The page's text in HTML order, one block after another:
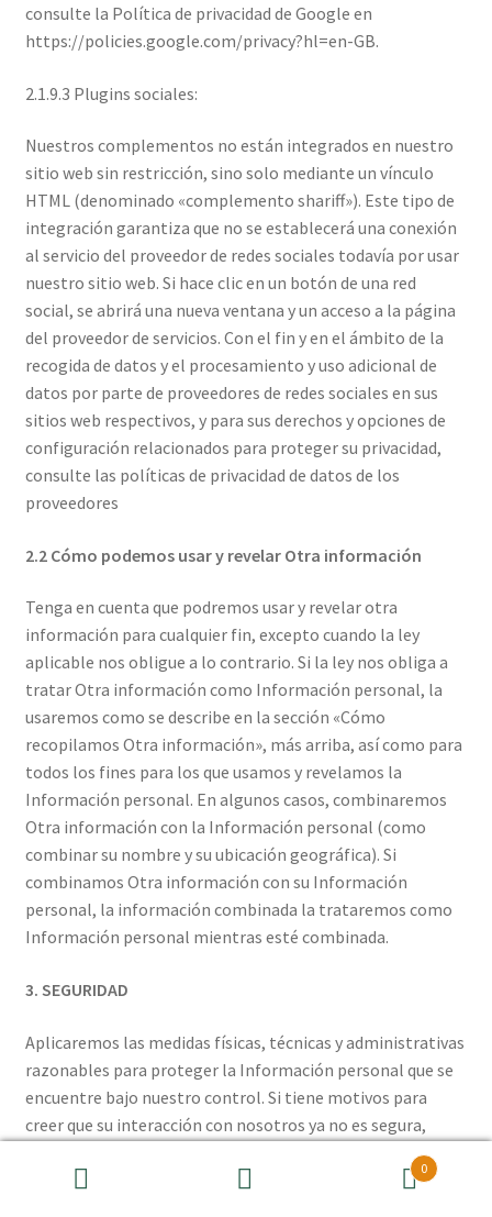
consulte la Política de privacidad de Google en
https://policies.google.com/privacy?hl=en-GB.
2.1.9.3 Plugins sociales:
Nuestros complementos no están integrados en nuestro
sitio web sin restricción, sino solo mediante un vínculo
HTML (denominado «complemento shariff»). Este tipo de
integración garantiza que no se establecerá una conexión
al servicio del proveedor de redes sociales todavía por usar
nuestro sitio web. Si hace clic en un botón de una red
social, se abrirá una nueva ventana y un acceso a la página
del proveedor de servicios. Con el fin y en el ámbito de la
recogida de datos y el procesamiento y uso adicional de
datos por parte de proveedores de redes sociales en sus
sitios web respectivos, y para sus derechos y opciones de
configuración relacionados para proteger su privacidad,
consulte las políticas de privacidad de datos de los
proveedores
2.2 Cómo podemos usar y revelar Otra información
Tenga en cuenta que podremos usar y revelar otra
información para cualquier fin, excepto cuando la ley
aplicable nos obligue a lo contrario. Si la ley nos obliga a
tratar Otra información como Información personal, la
usaremos como se describe en la sección «Cómo
recopilamos Otra información», más arriba, así como para
todos los fines para los que usamos y revelamos la
Información personal. En algunos casos, combinaremos
Otra información con la Información personal (como
combinar su nombre y su ubicación geográfica). Si
combinamos Otra información con su Información
personal, la información combinada la trataremos como
Información personal mientras esté combinada.
3. SEGURIDAD
Aplicaremos las medidas físicas, técnicas y administrativas
razonables para proteger la Información personal que se
encuentre bajo nuestro control. Si tiene motivos para
creer que su interacción con nosotros ya no es segura,
notifíquenoslo inmediatamente conforme a la sección
0